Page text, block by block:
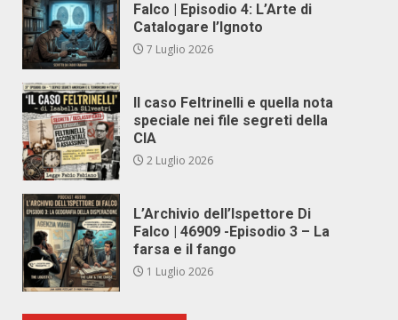
Falco | Episodio 4: L’Arte di
Catalogare l’Ignoto
7 Luglio 2026
Il caso Feltrinelli e quella nota
speciale nei file segreti della
CIA
2 Luglio 2026
L’Archivio dell’Ispettore Di
Falco | 46909 -Episodio 3 – La
farsa e il fango
1 Luglio 2026